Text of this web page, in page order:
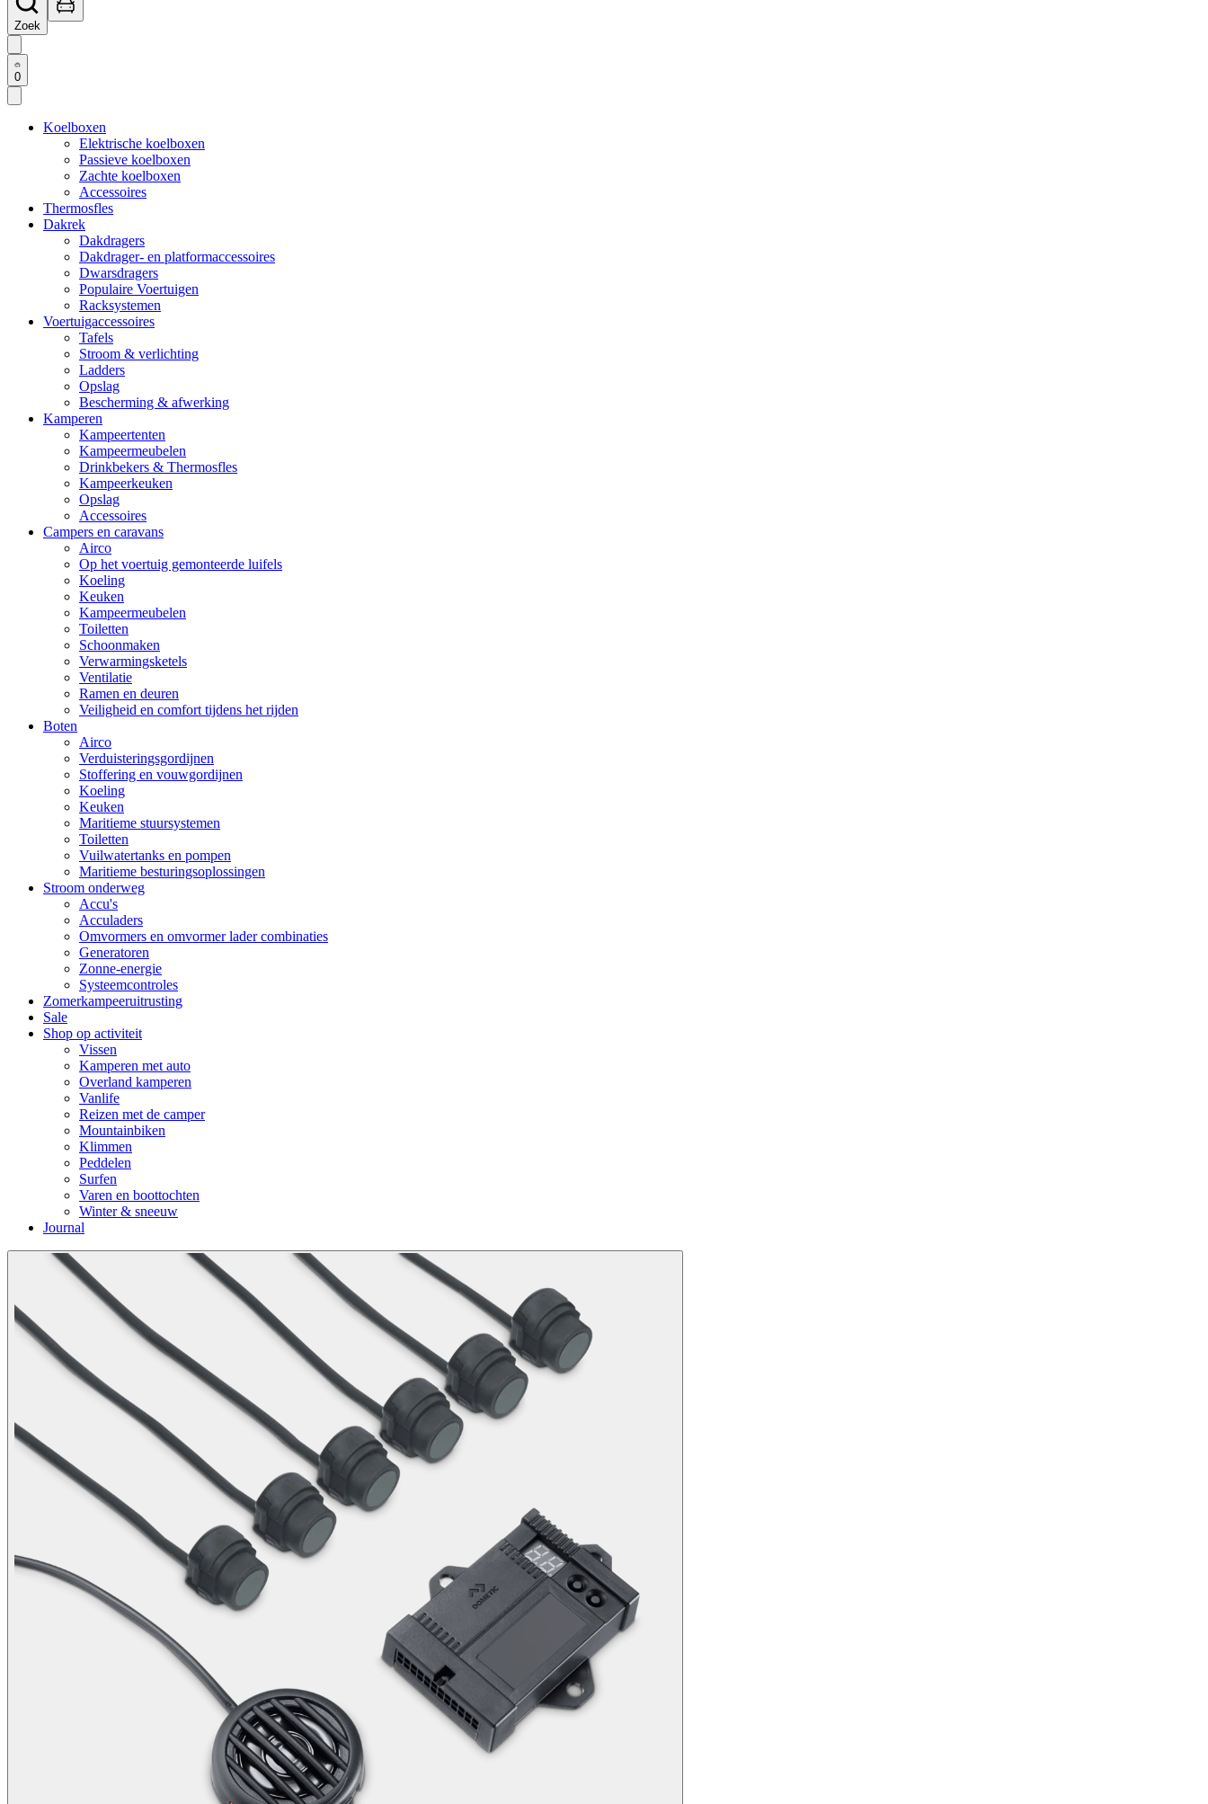
Zoek
0
Koelboxen
Elektrische koelboxen
Passieve koelboxen
Zachte koelboxen
Accessoires
Thermosfles
Dakrek
Dakdragers
Dakdrager- en platformaccessoires
Dwarsdragers
Populaire Voertuigen
Racksystemen
Voertuigaccessoires
Tafels
Stroom & verlichting
Ladders
Opslag
Bescherming & afwerking
Kamperen
Kampeertenten
Kampeermeubelen
Drinkbekers & Thermosfles
Kampeerkeuken
Opslag
Accessoires
Campers en caravans
Airco
Op het voertuig gemonteerde luifels
Koeling
Keuken
Kampeermeubelen
Toiletten
Schoonmaken
Verwarmingsketels
Ventilatie
Ramen en deuren
Veiligheid en comfort tijdens het rijden
Boten
Airco
Verduisteringsgordijnen
Stoffering en vouwgordijnen
Koeling
Keuken
Maritieme stuursystemen
Toiletten
Vuilwatertanks en pompen
Maritieme besturingsoplossingen
Stroom onderweg
Accu's
Acculaders
Omvormers en omvormer lader combinaties
Generatoren
Zonne-energie
Systeemcontroles
Zomerkampeeruitrusting
Sale
Shop op activiteit
Vissen
Kamperen met auto
Overland kamperen
Vanlife
Reizen met de camper
Mountainbiken
Klimmen
Peddelen
Surfen
Varen en boottochten
Winter & sneeuw
Journal